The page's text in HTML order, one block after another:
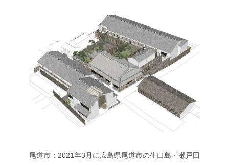
尾道市：2021年3月に広島県尾道市の生口島・瀬戸田